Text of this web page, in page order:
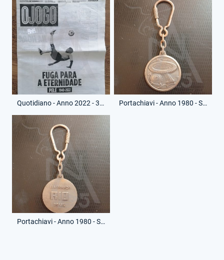
Quotidiano - Anno 2022 - 30 Dicembre 2022 - O Jogo - Morte Pelè Portachiavi - Anno 1980 - Stadio Maracana - (Fronte)
Portachiavi - Anno 1980 - Stadio Maracana - (Retro)